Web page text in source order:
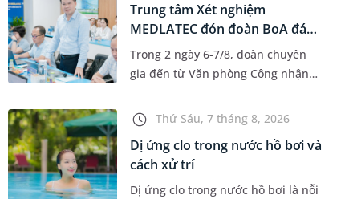
Trung tâm Xét nghiệm
MEDLATEC đón đoàn BoA đánh
giá giám...
Trong 2 ngày 6-7/8, đoàn chuyên
gia đến từ Văn phòng Công nhận
nhận và đánh giá cao nỗ lực duy trì
hệ thống quản lý chất lượ...
Thứ Sáu, 7 tháng 8, 2026
Dị ứng clo trong nước hồ bơi và
cách xử trí
Dị ứng clo trong nước hồ bơi là nỗi